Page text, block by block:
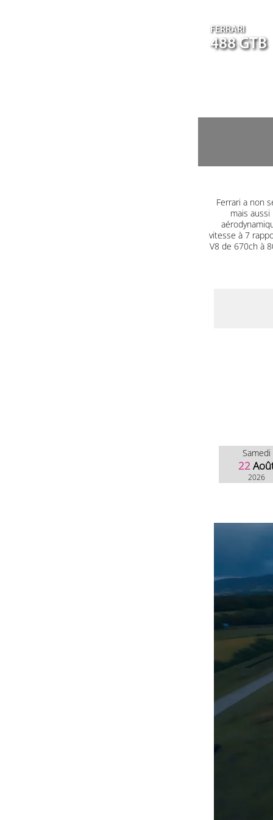
FERRARI
488 GTB
Ferrari a non
mais
vitesse à 7
V8 de 670ch à
Samedi
22
2026